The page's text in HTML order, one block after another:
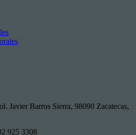
Javier Barros Sierra, 98090 Zacatecas,
925 3308